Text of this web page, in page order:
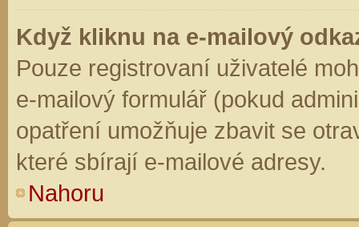
Když kliknu na e-mailový
Pouze registrovaní uživatelé
e-mailový formulář (pokud
opatření umožňuje zbavit se
které sbírají e-mailové adresy.
Nahoru